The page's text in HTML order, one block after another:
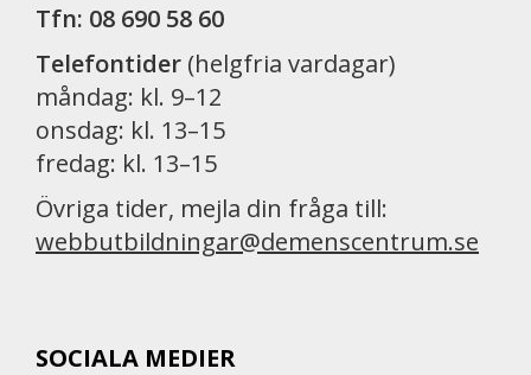
Tfn: 08 690 58 60
Telefontider (helgfria vardagar)
måndag: kl. 9–12
onsdag: kl. 13–15
fredag: kl. 13–15
Övriga tider, mejla din fråga till:
webbutbildningar@demenscentrum.se
SOCIALA MEDIER